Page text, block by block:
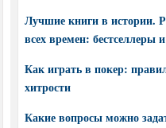
Лучшие книги в истории.
всех времен:
Как играть в покер:
хитрости
Какие вопросы можно